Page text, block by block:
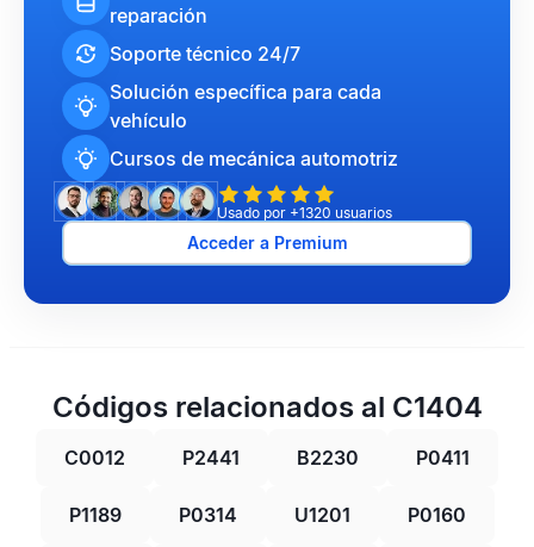
reparación
Soporte técnico 24/7
Solución específica para cada
vehículo
Cursos de mecánica automotriz
Usado por +1320 usuarios
Acceder a Premium
Códigos relacionados al C1404
C0012 P2441 B2230 P0411
P1189 P0314 U1201 P0160